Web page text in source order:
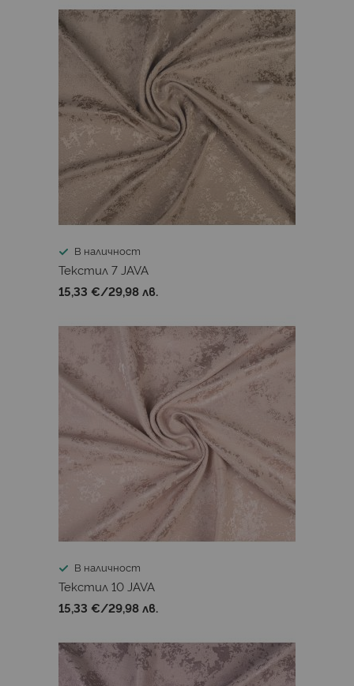
В наличност
Текстил 7 JAVA
15,33 €/29,98 лв.
В наличност
Текстил 10 JAVA
15,33 €/29,98 лв.